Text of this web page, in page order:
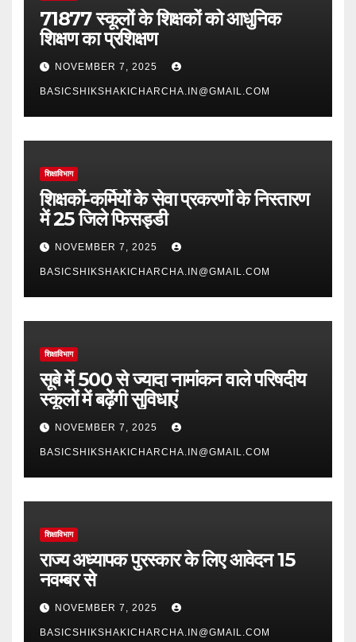
71877 स्कूलों के शिक्षकों को आधुनिक
शिक्षण का प्रशिक्षण
NOVEMBER 7, 2025
BASICSHIKSHAKICHARCHA.IN@GMAIL.COM
शिक्षाविभाग
शिक्षकों-कर्मियों के सेवा प्रकरणों के निस्तारण
में 25 जिले फिसड्डी
NOVEMBER 7, 2025
BASICSHIKSHAKICHARCHA.IN@GMAIL.COM
शिक्षाविभाग
सूबे में 500 से ज्यादा नामांकन वाले परिषदीय
स्कूलों में बढ़ेंगी सुविधाएं
NOVEMBER 7, 2025
BASICSHIKSHAKICHARCHA.IN@GMAIL.COM
शिक्षाविभाग
राज्य अध्यापक पुरस्कार के लिए आवेदन 15
नवम्बर से
NOVEMBER 7, 2025
BASICSHIKSHAKICHARCHA.IN@GMAIL.COM